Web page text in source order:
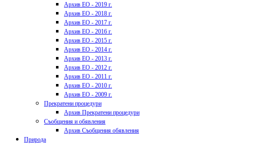
Архив ЕО - 2019 г.
Архив ЕО - 2018 г.
Архив ЕО - 2017 г.
Архив ЕО - 2016 г.
Архив ЕО - 2015 г.
Архив ЕО - 2014 г.
Архив ЕО - 2013 г.
Архив ЕО - 2012 г.
Архив ЕО - 2011 г.
Архив ЕО - 2010 г.
Архив ЕО - 2009 г.
Прекратени процедури
Архив Прекратени процедури
Съобщения и обявления
Архив Съобщения обявления
Природа